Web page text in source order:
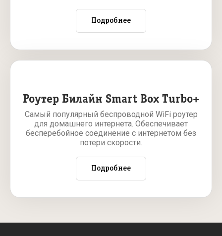
Подробнее
Роутер Билайн Smart Box Turbo+
Самый популярный беспроводной WiFi роутер
для домашнего интернета. Обеспечивает
бесперебойное соединение с интернетом без
потери скорости.
Подробнее